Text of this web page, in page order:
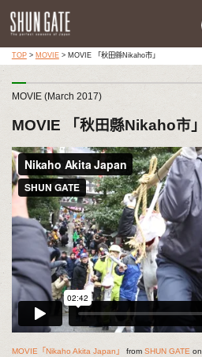
TOP> MOVIE> MOVIE 「秋田縣Nikaho市」
MOVIE (March 2017)
MOVIE 「秋田縣Nikaho市」
MOVIE「Nikaho Akita Japan」 from SHUN GATEon